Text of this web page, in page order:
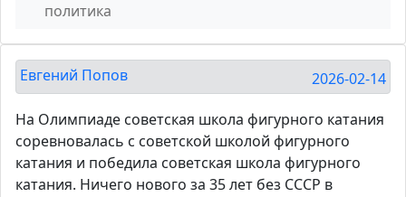
политика
Евгений Попов 2026-02-14
На Олимпиаде советская школа фигурного катания
соревновалась с советской школой фигурного
катания и победила советская школа фигурного
катания. Ничего нового за 35 лет без СССР в